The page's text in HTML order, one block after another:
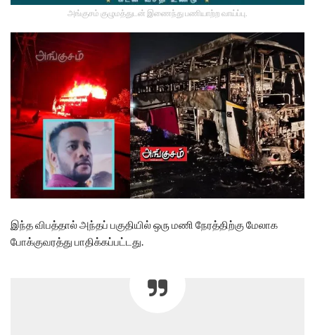
அங்குசம் குழுமத்துடன் இணைந்து பணியாற்ற வாய்ப்பு.
இந்த விபத்தால் அந்தப் பகுதியில் ஒரு மணி நேரத்திற்கு மேலாக
போக்குவரத்து பாதிக்கப்பட்டது.